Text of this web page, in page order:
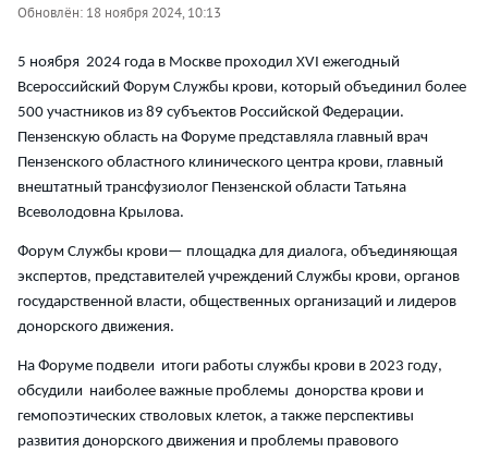
Обновлён: 18 ноября 2024, 10:13
5 ноября 2024 года в Москве проходил XVI ежегодный
Всероссийский Форум Службы крови, который объединил более
500 участников из 89 субъектов Российской Федерации.
Пензенскую область на Форуме представляла главный врач
Пензенского областного клинического центра крови, главный
внештатный трансфузиолог Пензенской области Татьяна
Всеволодовна Крылова.
Форум Службы крови— площадка для диалога, объединяющая
экспертов, представителей учреждений Службы крови, органов
государственной власти, общественных организаций и лидеров
донорского движения.
На Форуме подвели итоги работы службы крови в 2023 году,
обсудили наиболее важные проблемы донорства крови и
гемопоэтических стволовых клеток, а также перспективы
развития донорского движения и проблемы правового